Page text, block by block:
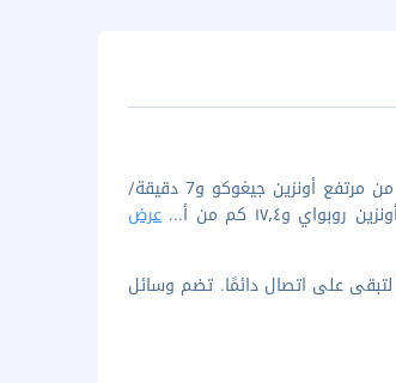
إن الإقامة في هوشينو ريزورتس كاي أونزين في أونزين تضعك على بُعد 1 دقيقة/دقائق بالسيارة من مرتفع أونزين جيغوكو و7 دقيقة/
... عرض
بالإنترنت مجانًا لتبقى على اتصال دائمًا. تضم وسائل